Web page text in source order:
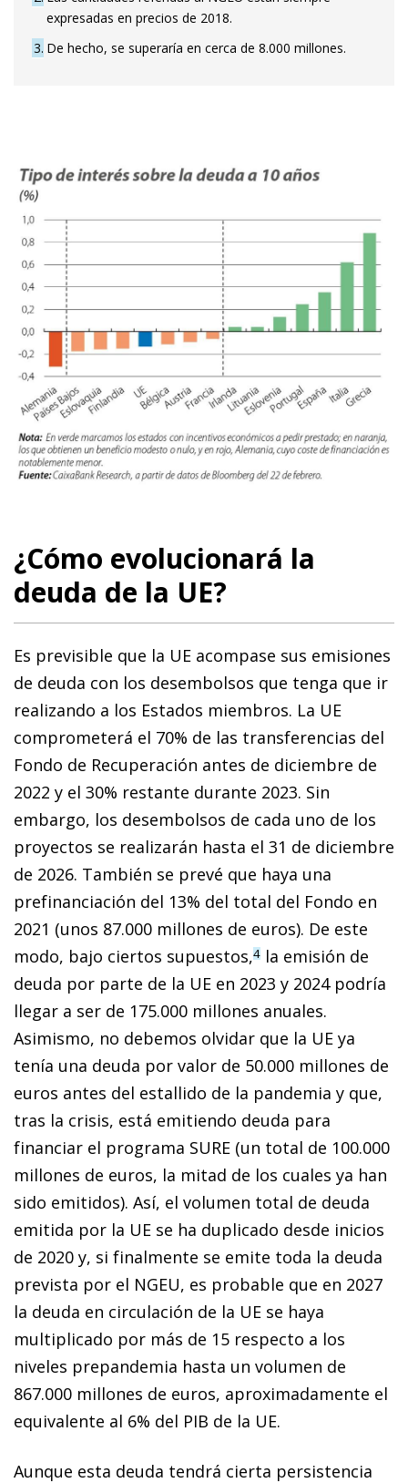
expresadas en precios de 2018.
3 De hecho, se superaría en cerca de 8.000 millones.
¿Cómo evolucionará la
deuda de la UE?
Es previsible que la UE acompase sus emisiones
de deuda con los desembolsos que tenga que ir
realizando a los Estados miembros. La UE
comprometerá el 70% de las transferencias del
Fondo de Recuperación antes de diciembre de
2022 y el 30% restante durante 2023. Sin
embargo, los desembolsos de cada uno de los
proyectos se realizarán hasta el 31 de diciembre
de 2026. También se prevé que haya una
prefinanciación del 13% del total del Fondo en
2021 (unos 87.000 millones de euros). De este
modo, bajo ciertos supuestos,4 la emisión de
deuda por parte de la UE en 2023 y 2024 podría
llegar a ser de 175.000 millones anuales.
Asimismo, no debemos olvidar que la UE ya
tenía una deuda por valor de 50.000 millones de
euros antes del estallido de la pandemia y que,
tras la crisis, está emitiendo deuda para
financiar el programa SURE (un total de 100.000
millones de euros, la mitad de los cuales ya han
sido emitidos). Así, el volumen total de deuda
emitida por la UE se ha duplicado desde inicios
de 2020 y, si finalmente se emite toda la deuda
prevista por el NGEU, es probable que en 2027
la deuda en circulación de la UE se haya
multiplicado por más de 15 respecto a los
niveles prepandemia hasta un volumen de
867.000 millones de euros, aproximadamente el
equivalente al 6% del PIB de la UE.
Aunque esta deuda tendrá cierta persistencia